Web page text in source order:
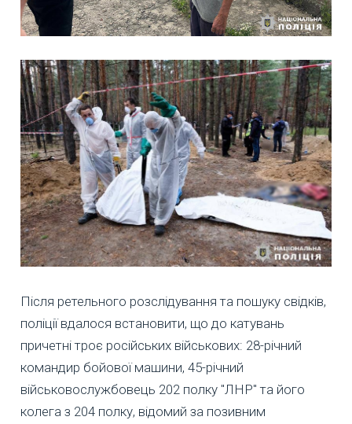
Після ретельного розслідування та пошуку свідків,
поліції вдалося встановити, що до катувань
причетні троє російських військових: 28-річний
командир бойової машини, 45-річний
військовослужбовець 202 полку "ЛНР" та його
колега з 204 полку, відомий за позивним